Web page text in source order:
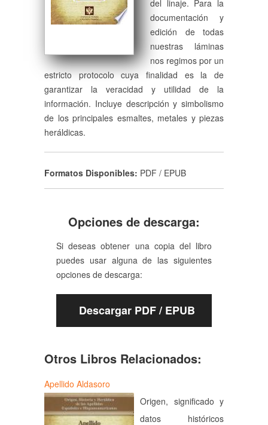
del linaje. Para la
documentación y
edición de todas
nuestras láminas
nos regimos por un
estricto protocolo cuya finalidad es la de
garantizar la veracidad y utilidad de la
información. Incluye descripción y simbolismo
de los principales esmaltes, metales y piezas
heráldicas.
Formatos Disponibles: PDF / EPUB
Opciones de descarga:
Si deseas obtener una copia del libro
puedes usar alguna de las siguientes
opciones de descarga:
Descargar PDF / EPUB
Otros Libros Relacionados:
Apellido Aldasoro
Origen, significado y
datos históricos